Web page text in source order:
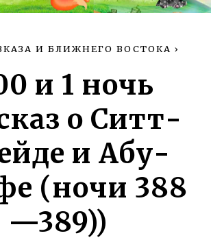
И БЛИЖНЕГО ВОСТОКА ›
и 1 ночь
о Ситт-
и Абу-
(ночи 388
—389))